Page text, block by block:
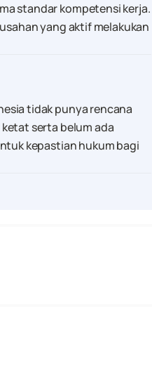
standar kompetensi kerja.
yang aktif melakukan
tidak punya rencana
serta belum ada
kepastian hukum bagi